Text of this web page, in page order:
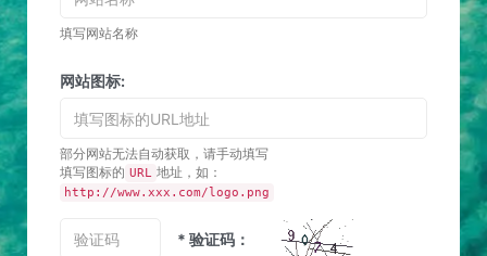
填写网站名称
网站图标:
部分网站无法自动获取，请手动填写
填写图标的 URL 地址，如：
http://www.xxx.com/logo.png
* 验证码：